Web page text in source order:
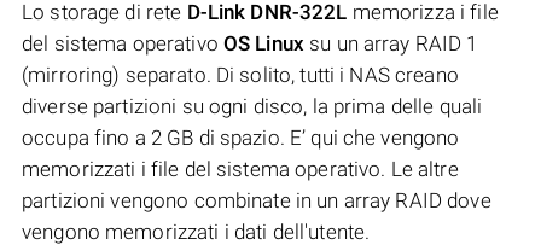
Lo storage di rete D-Link DNR-322L memorizza i file
del sistema operativo OS Linux su un array RAID 1
(mirroring) separato. Di solito, tutti i NAS creano
diverse partizioni su ogni disco, la prima delle quali
occupa fino a 2 GB di spazio. E’ qui che vengono
memorizzati i file del sistema operativo. Le altre
partizioni vengono combinate in un array RAID dove
vengono memorizzati i dati dell'utente.